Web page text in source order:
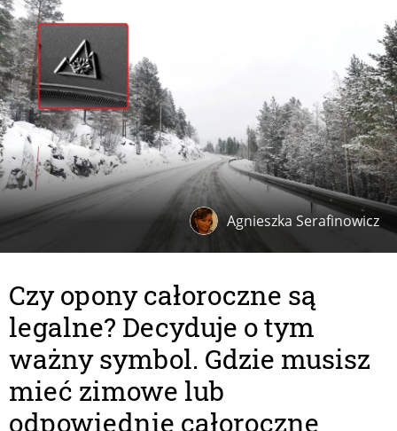
Agnieszka Serafinowicz
Czy opony całoroczne są
legalne? Decyduje o tym
ważny symbol. Gdzie musisz
mieć zimowe lub
odpowiednie całoroczne